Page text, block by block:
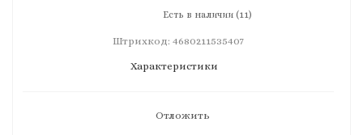
Есть в наличии (11)
Штрихкод: 4680211535407
Характеристики
Отложить